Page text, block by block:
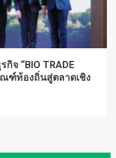
กิจ “BIO TRADE
ณฑ์ท้องถิ่นสู่ตลาดเชิง